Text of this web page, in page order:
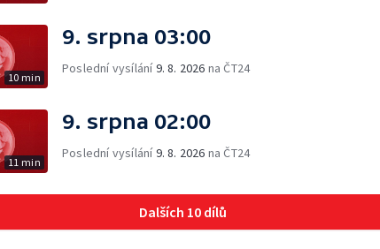
10 min
9. srpna 03:00
Poslední vysílání9. 8. 2026 na ČT24
11 min
9. srpna 02:00
Poslední vysílání9. 8. 2026 na ČT24
Dalších 10 dílů